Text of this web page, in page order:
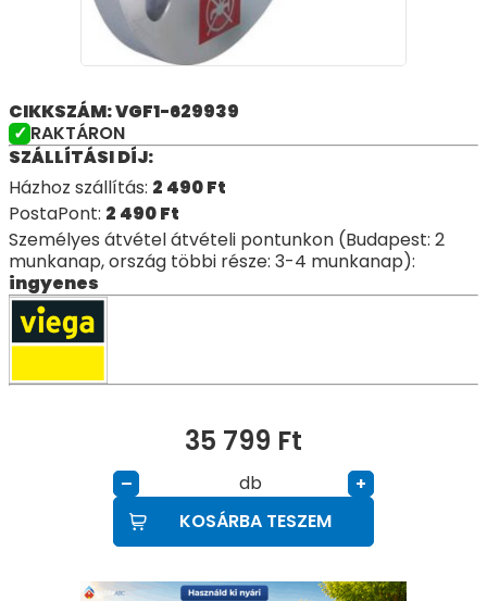
CIKKSZÁM: VGF1-629939
RAKTÁRON
SZÁLLÍTÁSI DÍJ:
Házhoz szállítás: 2 490Ft
PostaPont: 2 490Ft
Személyes átvétel átvételi pontunkon (Budapest: 2
munkanap, ország többi része: 3-4 munkanap):
ingyenes
35 799 Ft
– db
+
KOSÁRBA TESZEM